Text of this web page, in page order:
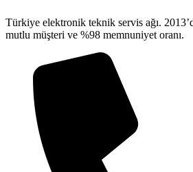
Türkiye elektronik teknik servis ağı.
mutlu müşteri ve %98 memnuniyet oranı.